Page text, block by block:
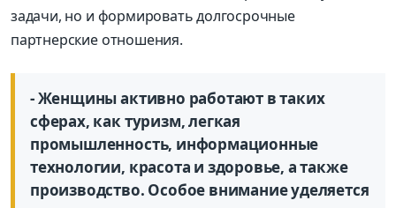
задачи, но и формировать долгосрочные
партнерские отношения.
- Женщины активно работают в таких
сферах, как туризм, легкая
промышленность, информационные
технологии, красота и здоровье, а также
производство. Особое внимание уделяется